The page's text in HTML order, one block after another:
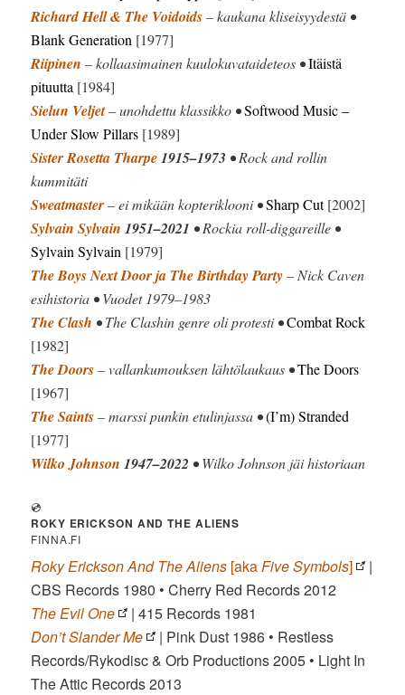
Richard Hell & The Voidoids– kaukana kliseisyydestä •
Blank Generation [1977]
Riipinen – kollaasimainen kuulokuvataideteos •Itäistä
pituutta [1984]
Sielun Veljet– unohdettu klassikko •Softwood Music –
Under Slow Pillars [1989]
Sister Rosetta Tharpe1915–1973 • Rock and rollin
kummitäti
Sweatmaster– ei mikään kopteriklooni •Sharp Cut[2002]
Sylvain Sylvain 1951–2021 • Rockia roll-diggareille •
Sylvain Sylvain [1979]
The Boys Next Door ja The Birthday Party– Nick Caven
esihistoria • Vuodet 1979–1983
The Clash • The Clashin genre oli protesti •Combat Rock
[1982]
The Doors– vallankumouksen lähtölaukaus •The Doors
[1967]
The Saints– marssi punkin etulinjassa •(I’m) Stranded
[1977]
Wilko Johnson 1947–2022 • Wilko Johnson jäi historiaan
💿
ROKY ERICKSON AND THE ALIENS
FINNA.FI
Roky Erickson And The Aliens [aka Five Symbols]
|
CBS Records 1980 • Cherry Red Records 2012
The Evil One
| 415 Records 1981
Don’t Slander Me
| Pink Dust 1986 • Restless
Records/Rykodisc & Orb Productions 2005 • Light In
The Attic Records 2013